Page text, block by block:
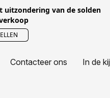
uitzondering van de solden
Contacteer ons In de